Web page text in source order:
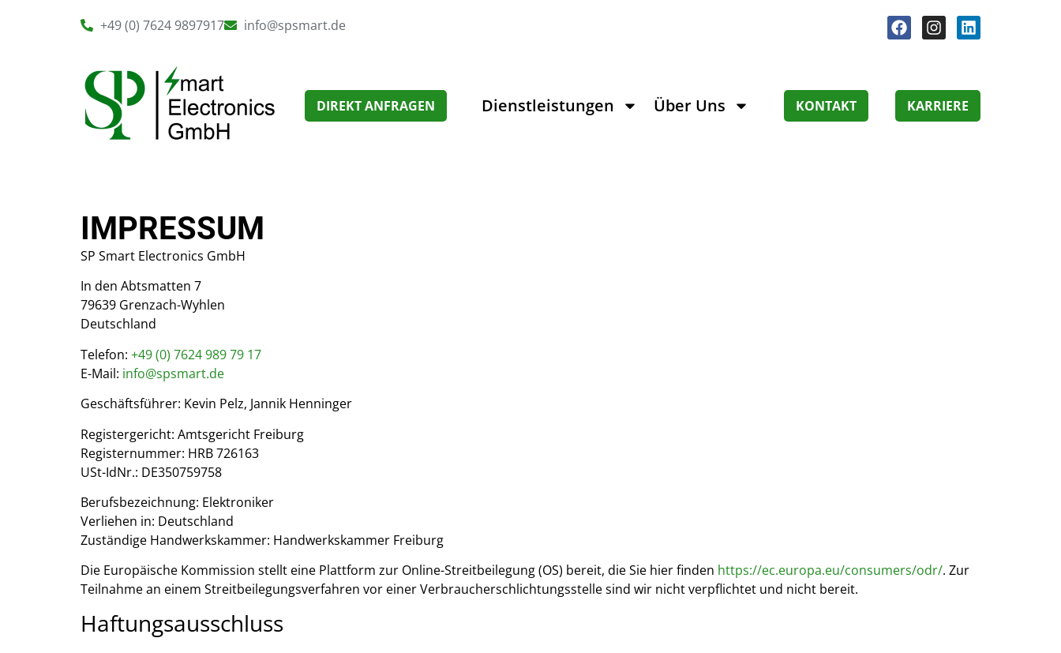
+49 (0) 7624 9897917 info@spsmart.de
DIREKT ANFRAGEN Dienstleistungen Über Uns KONTAKT KARRIERE
IMPRESSUM
SP Smart Electronics GmbH
In den Abtsmatten 7
79639 Grenzach-Wyhlen
Deutschland
Telefon: +49 (0) 7624 989 79 17
E-Mail: info@spsmart.de
Geschäftsführer: Kevin Pelz, Jannik Henninger
Registergericht: Amtsgericht Freiburg
Registernummer: HRB 726163
USt-IdNr.: DE350759758
Berufsbezeichnung: Elektroniker
Verliehen in: Deutschland
Zuständige Handwerkskammer: Handwerkskammer Freiburg
Die Europäische Kommission stellt eine Plattform zur Online-Streitbeilegung (OS) bereit, die Sie hier finden https://ec.europa.eu/consumers/odr/. Zur
Teilnahme an einem Streitbeilegungsverfahren vor einer Verbraucherschlichtungsstelle sind wir nicht verpflichtet und nicht bereit.
Haftungsausschluss